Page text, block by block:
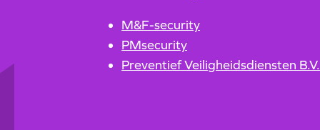
M&F-security
PMsecurity
Preventief Veiligheidsdiensten B.V.